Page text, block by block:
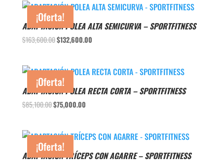
era:
$49,400.00.
es:
¡Oferta!
ADAPTACIÓN POLEA ALTA SEMICURVA – SPORTFITNESS
$163,600.00El
era:
$163,600.00.
$132,600.00El
es:
¡Oferta!
ADAPTACIÓN POLEA RECTA CORTA – SPORTFITNESS
$85,100.00El
era:
$85,100.00.
$75,000.00El
es:
¡Oferta!
ADAPTACIÓN TRÍCEPS CON AGARRE – SPORTFITNESS